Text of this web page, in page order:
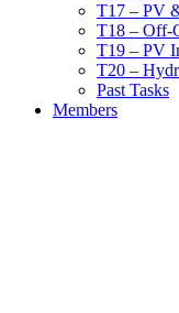
T17 – PV
T18 – Off-
T19 – PV
T20 –
Past Tasks
Members